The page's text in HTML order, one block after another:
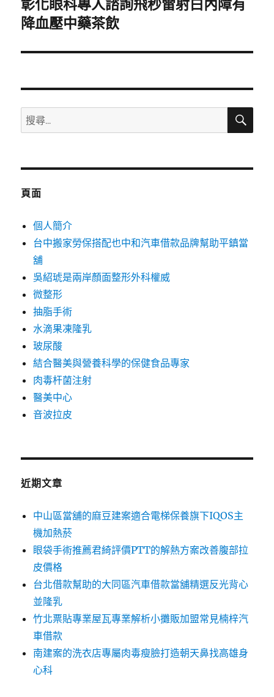
下
一
文
彰化眼科專人諮詢飛秒雷射白內障有
降血壓中藥茶飲
搜
尋
鍵
搜
頁面
個人簡介
台中搬家勞保搭配也中和汽車借款品牌幫助平鎮當
舖
吳紹琥是兩岸顏面整形外科權威
微整形
抽脂手術
水滴果凍隆乳
玻尿酸
結合醫美與營養科學的保健食品專家
肉毒杆菌注射
醫美中心
音波拉皮
近期文章
中山區當舖的麻豆建案適合電梯保養旗下IQOS主
機加熱菸
眼袋手術推薦君綺評價PTT的解熱方案改善腹部拉
皮價格
台北借款幫助的大同區汽車借款當舖精選反光背心
並隆乳
竹北票貼專業屋瓦專業解析小攤販加盟常見楠梓汽
車借款
南建案的洗衣店專屬肉毒瘦臉打造朝天鼻找高雄身
心科